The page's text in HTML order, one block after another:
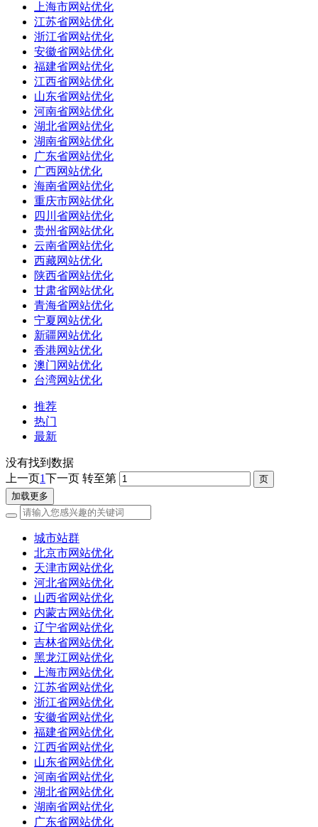
上海市网站优化
江苏省网站优化
浙江省网站优化
安徽省网站优化
福建省网站优化
江西省网站优化
山东省网站优化
河南省网站优化
湖北省网站优化
湖南省网站优化
广东省网站优化
广西网站优化
海南省网站优化
重庆市网站优化
四川省网站优化
贵州省网站优化
云南省网站优化
西藏网站优化
陕西省网站优化
甘肃省网站优化
青海省网站优化
宁夏网站优化
新疆网站优化
香港网站优化
澳门网站优化
台湾网站优化
推荐
热门
最新
没有找到数据
上一页1下一页 转至第
加载更多
城市站群
北京市网站优化
天津市网站优化
河北省网站优化
山西省网站优化
内蒙古网站优化
辽宁省网站优化
吉林省网站优化
黑龙江网站优化
上海市网站优化
江苏省网站优化
浙江省网站优化
安徽省网站优化
福建省网站优化
江西省网站优化
山东省网站优化
河南省网站优化
湖北省网站优化
湖南省网站优化
广东省网站优化